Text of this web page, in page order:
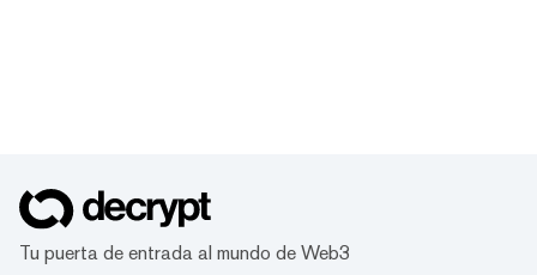
Tu puerta de entrada al mundo de Web3